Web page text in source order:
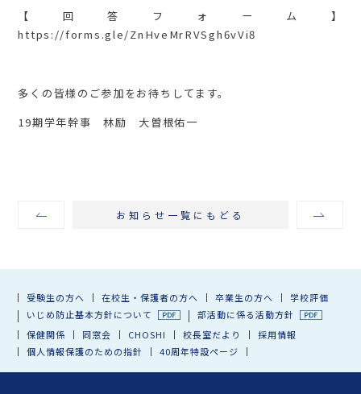
【回答フォーム】
https://forms.gle/ZnHveMrRVSgh6vVi8
多くの皆様のご参加をお待ちしてます。
19期学年幹事 林励 大曽根佑一
お知らせ一覧にもどる
受験生の方へ 在校生・保護者の方へ 卒業生の方へ
学校評価
いじめ防止基本方針について
部活動に係る活動方針
保健関係
同窓会 CHOSHI 校長室だより
採用情報
個人情報保護のための指針
40周年特設ページ